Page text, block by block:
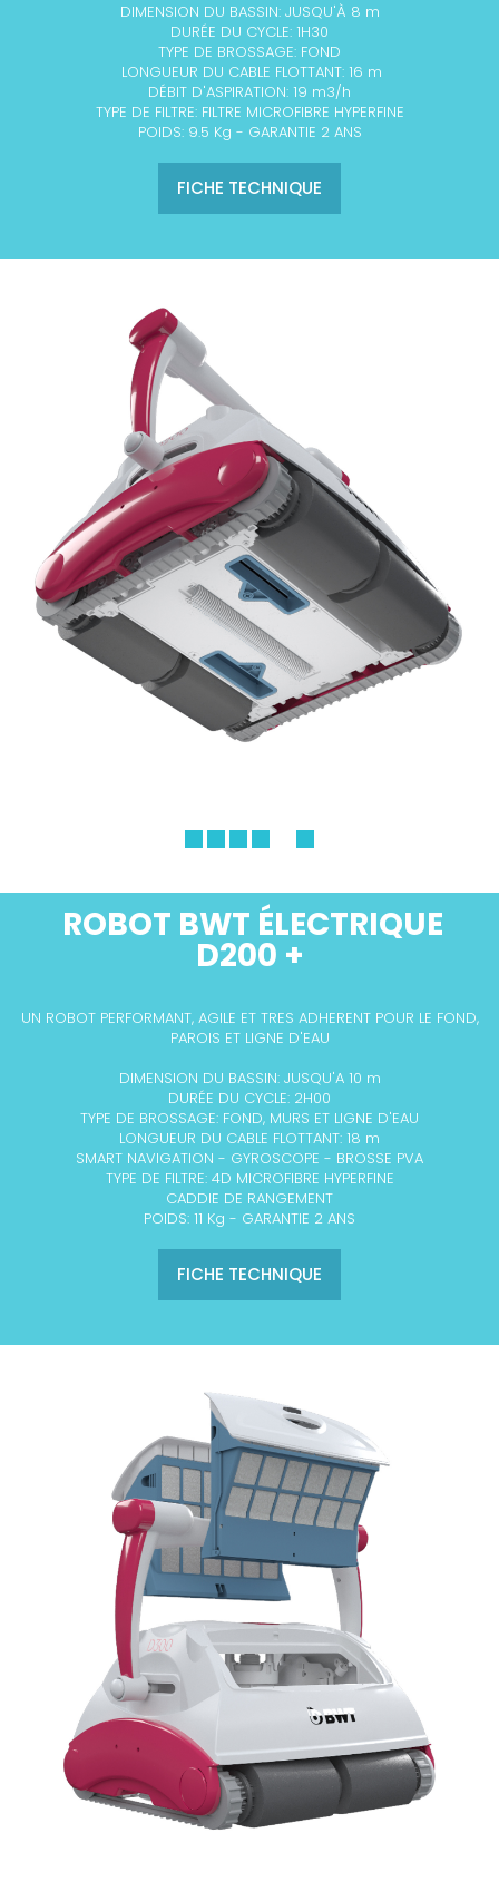
DIMENSION DU BASSIN: JUSQU'À 8 m
DURÉE DU CYCLE: 1H30
TYPE DE BROSSAGE: FOND
LONGUEUR DU CABLE FLOTTANT: 16 m
DÉBIT D'ASPIRATION: 19 m3/h
TYPE DE FILTRE: FILTRE MICROFIBRE HYPERFINE
POIDS: 9.5 Kg - GARANTIE 2 ANS
FICHE TECHNIQUE
ROBOT BWT ÉLECTRIQUE
D200 +
UN ROBOT PERFORMANT, AGILE ET TRES ADHERENT POUR LE FOND,
PAROIS ET LIGNE D'EAU
DIMENSION DU BASSIN: JUSQU'A 10 m
DURÉE DU CYCLE: 2H00
TYPE DE BROSSAGE: FOND, MURS ET LIGNE D'EAU
LONGUEUR DU CABLE FLOTTANT: 18 m
SMART NAVIGATION - GYROSCOPE - BROSSE PVA
TYPE DE FILTRE: 4D MICROFIBRE HYPERFINE
CADDIE DE RANGEMENT
POIDS: 11 Kg - GARANTIE 2 ANS
FICHE TECHNIQUE